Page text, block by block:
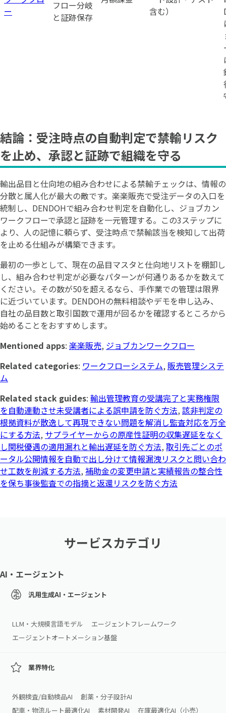
ー
フロー分岐
と証跡保存
含む）
結論：受注時点の自動判定で禁輸リスク
を止め、承認と証跡で組織を守る
輸出品目と仕向地の組み合わせによる禁輸チェックは、情報の
分散と属人化が最大の敵です。楽楽販売で受注データの入口を
統制し、DENDOHで組み合わせ判定を自動化し、ジョブカン
ワークフローで承認と証跡を一元管理する。この3ステップに
より、人の記憶に頼らず、受注時点で禁輸該当を検知して出荷
を止める仕組みが構築できます。
最初の一歩として、現在の品目マスタと仕向地リストを棚卸し
し、組み合わせ判定が必要なパターンが何通りあるかを数えて
ください。その数が50を超えるなら、手作業での管理は限界
に近づいています。DENDOHの無料相談やデモを申し込み、
自社の品目数と取引国数で運用が回るかを確認するところから
始めることをおすすめします。
Mentioned apps: 楽楽販売, ジョブカンワークフロー
Related categories: ワークフローシステム, 販売管理システ
ム
Related stack guides: 輸出管理教育の受講完了と実務権限
を自動連動させ未受講者による誤申請を防ぐ方法, 該非判定の
根拠資料が散逸して再現できない問題を解消し監査対応を万全
にする方法, サプライヤーからの原産性証明の収集遅延をなく
し関税優遇の適用漏れと輸出遅延を防ぐ方法, 取引先ごとのポ
ータル公開情報を自動で出し分けて情報漏洩リスクと問い合わ
せ工数を削減する方法, 補助金の変更申請と実績報告の整合性
を保ち事後監査での指摘と返還リスクを防ぐ方法
サービスカテゴリ
AI・エージェント
汎用生成AI・エージェント
LLM・大規模言語モデル
エージェントフレームワーク
エージェントオートメーション基盤
業界特化
外観検査/自動検品AI
創薬・分子設計AI
配車・物流ルート最適化AI
素材開発AI
在庫最適化AI（小売）